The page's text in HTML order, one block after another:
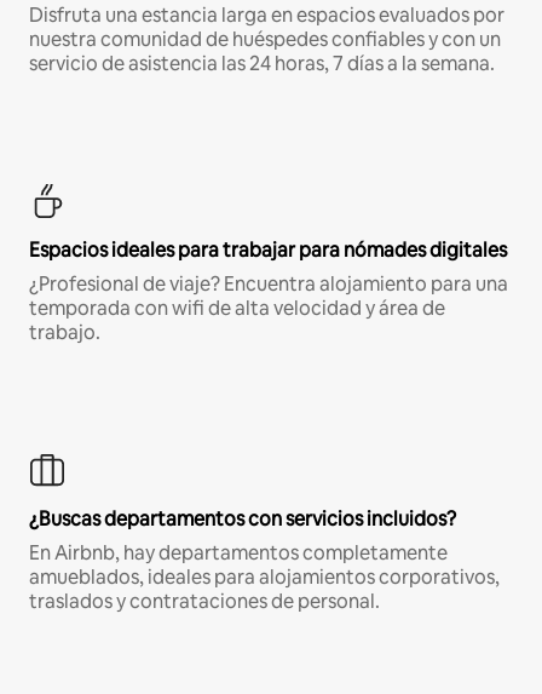
Disfruta una estancia larga en espacios evaluados por
nuestra comunidad de huéspedes confiables y con un
servicio de asistencia las 24 horas, 7 días a la semana.
Espacios ideales para trabajar para nómades digitales
¿Profesional de viaje? Encuentra alojamiento para una
temporada con wifi de alta velocidad y área de
trabajo.
¿Buscas departamentos con servicios incluidos?
En Airbnb, hay departamentos completamente
amueblados, ideales para alojamientos corporativos,
traslados y contrataciones de personal.